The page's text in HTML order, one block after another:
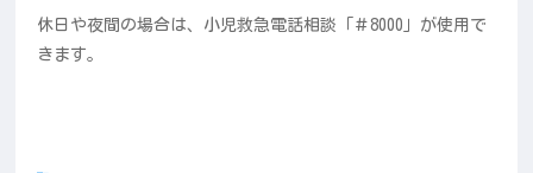
休日や夜間の場合は、小児救急電話相談「＃8000」が使用で
きます。